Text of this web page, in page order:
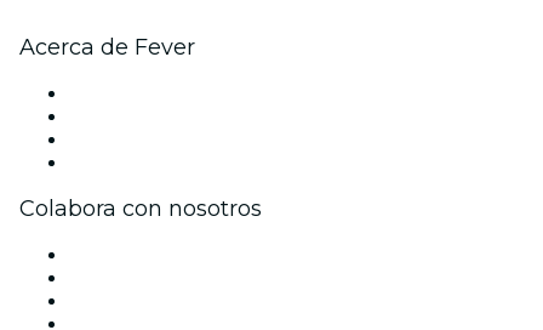
Acerca de Fever
Colabora con nosotros